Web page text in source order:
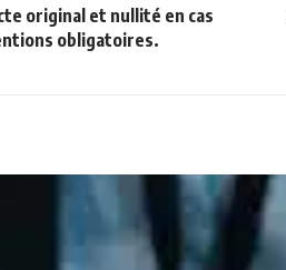
original et nullité en cas
obligatoires.